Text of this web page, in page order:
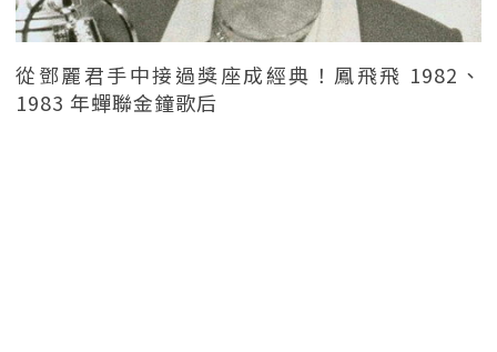
從鄧麗君手中接過獎座成經典！鳳飛飛 1982、
1983 年蟬聯金鐘歌后